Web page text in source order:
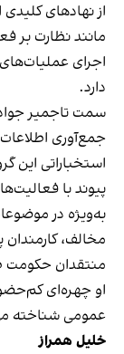
از نهادهای
مانند نظارت بر
اجرای
دارد.
سمت تاجمیر جواد
جمع‌آوری
استخباراتی این
پیوند با
به‌ویژه در
مخالف،
منتقدان حکومت
او چهره‌ای
عمومی شناخته
خلیل همراز